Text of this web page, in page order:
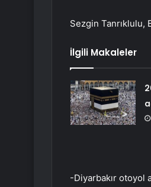
Sezgin Tanrıklulu,
İlgili Makaleler
-Diyarbakır otoyol